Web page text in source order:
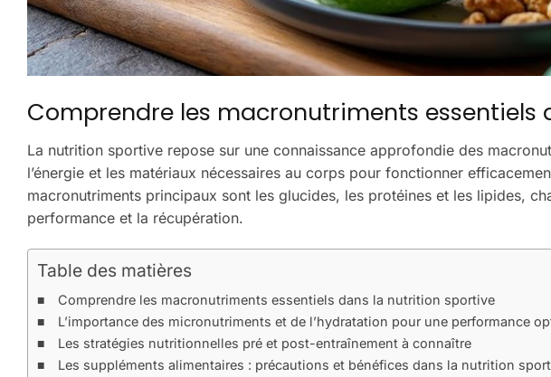
Comprendre les macronutriments
La nutrition sportive repose sur une connaissance approfondie des
l’énergie et les matériaux nécessaires au corps pour fonctionner
macronutriments principaux sont les glucides, les protéines et les lipides,
performance et la récupération.
Table des matières
Comprendre les macronutriments essentiels dans la nutrition sportive
L’importance des micronutriments et de l’hydratation pour une performance
Les stratégies nutritionnelles pré et post-entraînement à connaître
Les suppléments alimentaires : précautions et bénéfices dans la nutrition